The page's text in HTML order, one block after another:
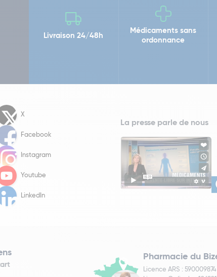
Livraison 24/48h
Médicaments sans
ordonnance
X
Facebook
Instagram
Youtube
LinkedIn
La presse parle de nous
Pharmacie du
Licence ARS : 590009874